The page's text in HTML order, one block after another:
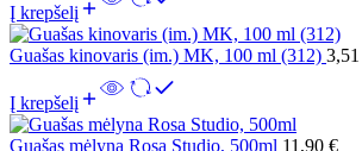
Į krepšelį
Guašas kinovaris (im.) MK, 100 ml (312) 3,51
Į krepšelį
Guašas mėlyna Rosa Studio, 500ml 11,90 €